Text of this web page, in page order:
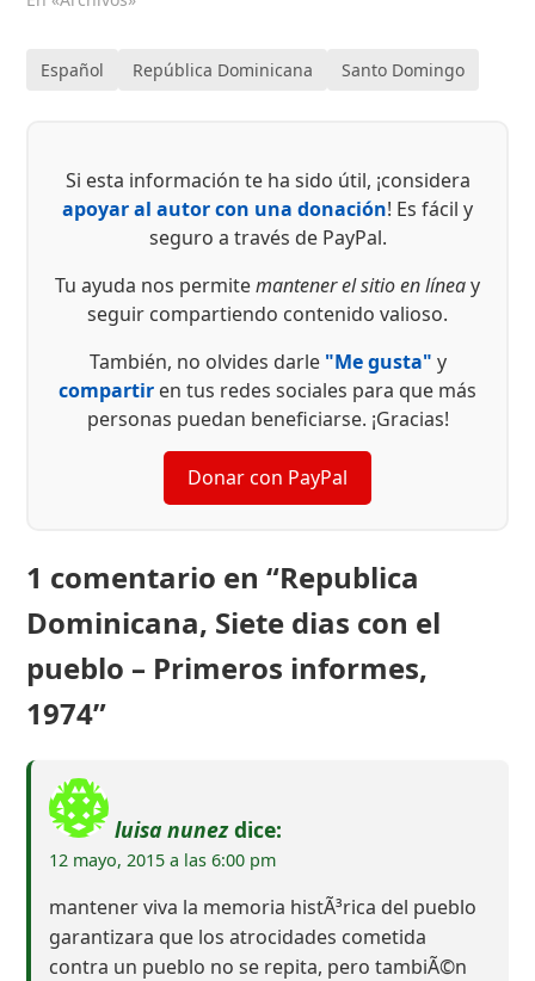
Español República Dominicana Santo Domingo
Si esta información te ha sido útil, ¡considera
apoyar al autor con una donación! Es fácil y
seguro a través de PayPal.
Tu ayuda nos permitemantener el sitio en líneay
seguir compartiendo contenido valioso.
También, no olvides darle "Me gusta" y
compartir en tus redes sociales para que más
personas puedan beneficiarse. ¡Gracias!
Donar con PayPal
1 comentario en “Republica
Dominicana, Siete dias con el
pueblo – Primeros informes,
1974”
luisa nunez dice:
12 mayo, 2015 a las 6:00 pm
mantener viva la memoria histÃ³rica del pueblo
garantizara que los atrocidades cometida
contra un pueblo no se repita, pero tambiÃ©n